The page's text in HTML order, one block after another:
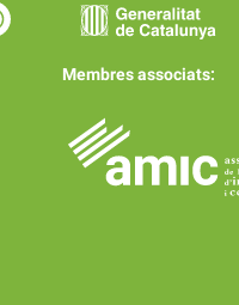
Membres associats: